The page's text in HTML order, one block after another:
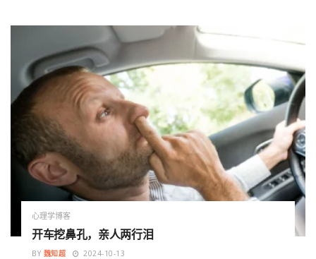
心理学博客
开车挖鼻孔，亲人两行泪
BY 魏知超 2024-10-13